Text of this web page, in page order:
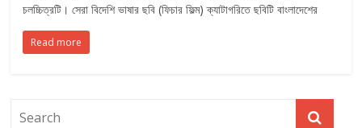
চলচ্চিত্রটি। সেরা বিদেশি ভাষার ছবি (ফিচার ফিল্ম) ক্যাটাগরিতে ছবিটি বাংলাদেশের
Read more